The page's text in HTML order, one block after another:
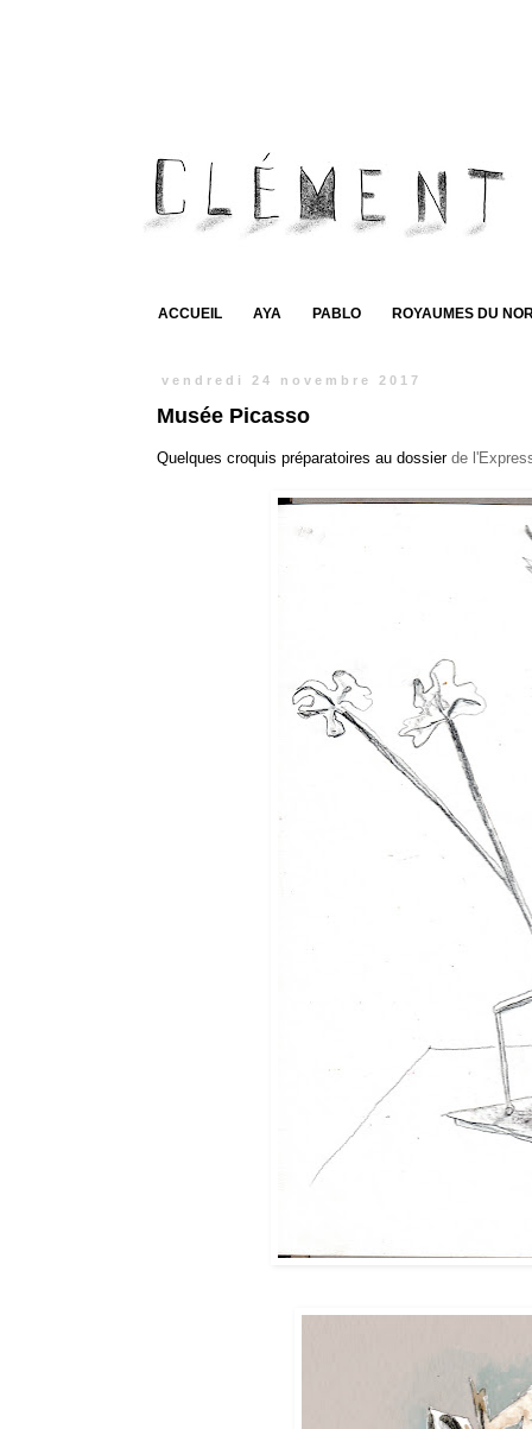
ACCUEIL AYA PABLO ROYAUMES DU
vendredi 24 novembre 2017
Musée Picasso
Quelques croquis préparatoires au dossier de